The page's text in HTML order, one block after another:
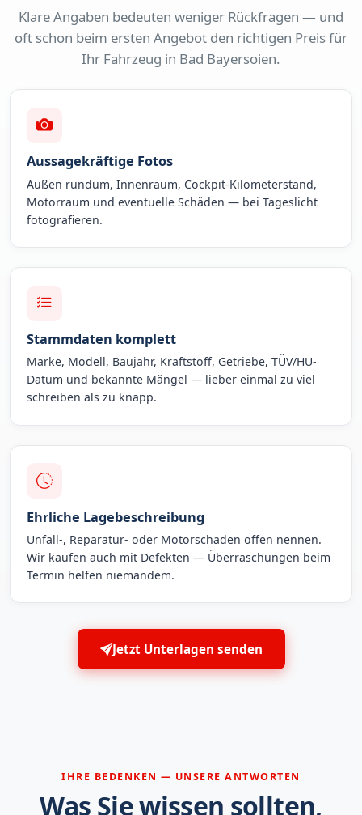
Klare Angaben bedeuten weniger Rückfragen — und
oft schon beim ersten Angebot den richtigen Preis für
Ihr Fahrzeug in Bad Bayersoien.
Aussagekräftige Fotos
Außen rundum, Innenraum, Cockpit-Kilometerstand,
Motorraum und eventuelle Schäden — bei Tageslicht
fotografieren.
Stammdaten komplett
Marke, Modell, Baujahr, Kraftstoff, Getriebe, TÜV/HU-
Datum und bekannte Mängel — lieber einmal zu viel
schreiben als zu knapp.
Ehrliche Lagebeschreibung
Unfall-, Reparatur- oder Motorschaden offen nennen.
Wir kaufen auch mit Defekten — Überraschungen beim
Termin helfen niemandem.
Jetzt Unterlagen senden
IHRE BEDENKEN — UNSERE ANTWORTEN
Was Sie wissen sollten,